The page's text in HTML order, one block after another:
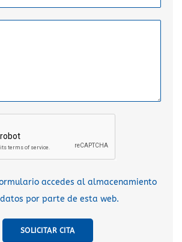
accedes al almacenamiento
por parte de esta web.
SOLICITAR CITA